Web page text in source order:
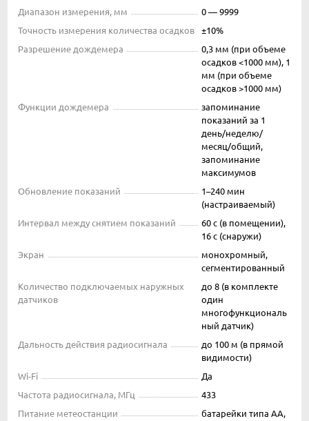
Диапазон измерения, мм
0 — 9999
Точность измерения количества осадков ±10%
Разрешение дождемера
0,3 мм (при объеме
осадков <1000 мм), 1
мм (при объеме
осадков >1000 мм)
Функции дождемера
запоминание
показаний за 1
день/неделю/
месяц/общий,
запоминание
максимумов
Обновление показаний
1–240 мин
(настраиваемый)
Интервал между снятием показаний
60 с (в помещении),
16 с (снаружи)
Экран
монохромный,
сегментированный
Количество подключаемых наружных
датчиков
до 8 (в комплекте
один
многофункциональ
ный датчик)
Дальность действия радиосигнала
до 100 м (в прямой
видимости)
Wi-Fi
Да
Частота радиосигнала, МГц
433
Питание метеостанции
батарейки типа АА,